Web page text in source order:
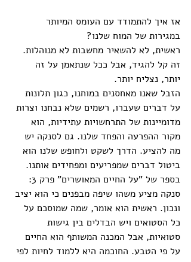
אז איך להתמודד עם העומס המיותר
במגירות של המוח שלנו?
ראשית, לא להשאיר מחשבות לא מנוהלות.
זה קל להגיד, אבל ככל שנתאמן על זה
יותר, נצליח יותר.
הזבל שאנו מאחסנים במוחנו, כגון תלונות
על דברים שעברו, רשמים שלא נבחנו וצרות
מדומיינות של התרחשויות עתידיות, הוא
מקור ההפרעה והפחד שלנו. גם לסנקה יש
מה להציע. הדרך לשקט ולחופש שלנו הוא
ביטול דברים שמפריעים ומפחידים אותנו.
בספר של "על החיים המאושרים" פרק 3:
סנקה מציע משהו שיפה מבפנים כי הוא יציב
ונכון. ראשית הוא אומר, שמה שמוסכם על
כל הסטואים ויש הבדלים בין גישות
סטואיות, אבל המכנה המשותף הוא החיים
על פי הטבע. החוכמה היא ללמוד לחיות לפי